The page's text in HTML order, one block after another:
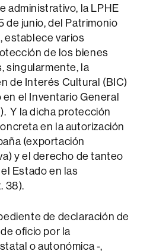
administrativo, la LPHE
de junio, del Patrimonio
establece varios
de los bienes
singularmente, la
de Interés Cultural (BIC)
el Inventario General
Y la dicha protección
en la autorización
(exportación
y el derecho de tanteo
Estado en las
38).
de declaración de
oficio por la
o autonómica -,